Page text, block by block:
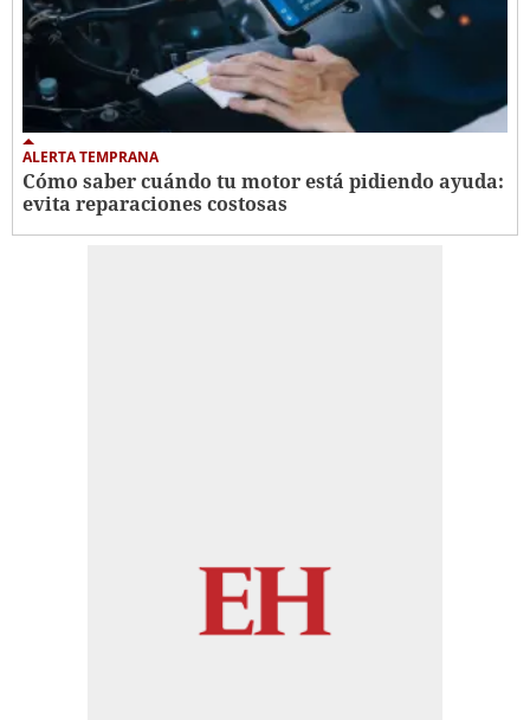
ALERTA TEMPRANA
Cómo saber cuándo tu motor está pidiendo ayuda:
evita reparaciones costosas